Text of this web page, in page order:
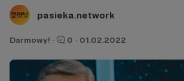
pasieka.network
Darmowy! · 0 · 01.02.2022